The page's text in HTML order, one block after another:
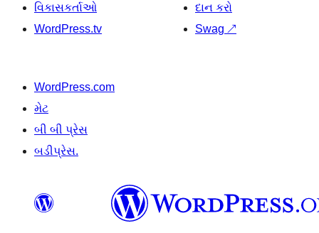
વિકાસકર્તાઓ
WordPress.tv
દાન કરો
Swag ↗
WordPress.com
મેટ
બી બી પ્રેસ
બડીપ્રેસ.